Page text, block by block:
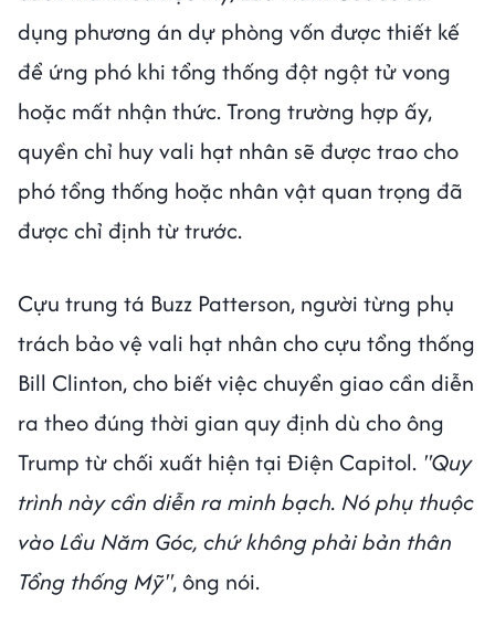
dụng phương án dự phòng vốn được thiết kế
để ứng phó khi tổng thống đột ngột tử vong
hoặc mất nhận thức. Trong trường hợp ấy,
quyền chỉ huy vali hạt nhân sẽ được trao cho
phó tổng thống hoặc nhân vật quan trọng đã
được chỉ định từ trước.
Cựu trung tá Buzz Patterson, người từng phụ
trách bảo vệ vali hạt nhân cho cựu tổng thống
Bill Clinton, cho biết việc chuyển giao cần diễn
ra theo đúng thời gian quy định dù cho ông
Trump từ chối xuất hiện tại Điện Capitol. "Quy
trình này cần diễn ra minh bạch. Nó phụ thuộc
vào Lầu Năm Góc, chứ không phải bản thân
Tổng thống Mỹ", ông nói.